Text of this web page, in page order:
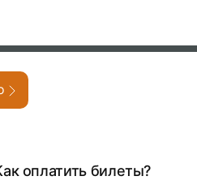
оплатить билеты?